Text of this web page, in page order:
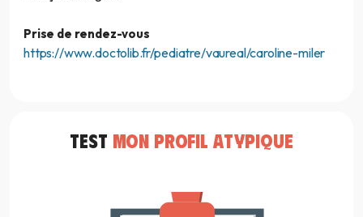
Prise de rendez-vous
https://www.doctolib.fr/pediatre/vaureal/caroline-miler
TEST MON PROFIL ATYPIQUE